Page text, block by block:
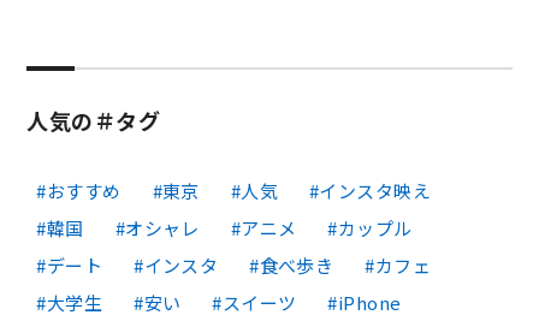
人気の＃タグ
おすすめ 東京 人気
インスタ映え
韓国
オシャレ アニメ
カップル
デート
インスタ 食べ歩き
カフェ
大学生
安い スイーツ
iPhone